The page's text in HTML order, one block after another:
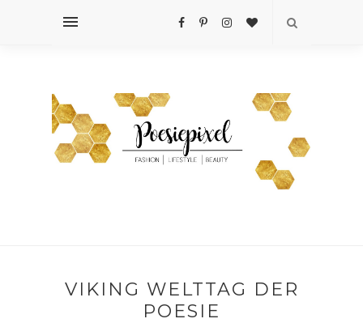
VIKING WELTTAG DER
POESIE